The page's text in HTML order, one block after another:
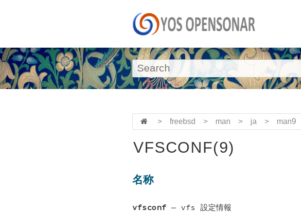
> freebsd > man > ja > man9
VFSCONF(9)
名称
vfsconf — vfs 設定情報